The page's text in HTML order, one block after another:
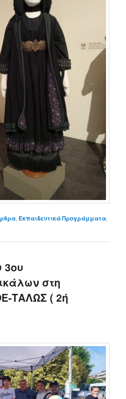
, Εκπαιδευτικά Προγράμματα,
3ου
στη
ΤΑΛΩΣ ( 2ή